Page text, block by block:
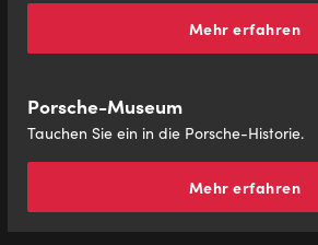
Mehr erfahren
Porsche-Museum
Tauchen Sie ein in die Porsche-Historie.
Mehr erfahren